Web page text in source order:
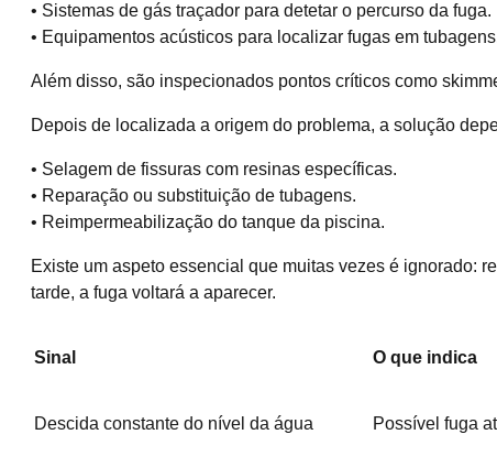
• Sistemas de gás traçador para detetar o percurso da fuga.
• Equipamentos acústicos para localizar fugas em
Além disso, são inspecionados pontos críticos como
Depois de localizada a origem do problema, a solução
• Selagem de fissuras com resinas específicas.
• Reparação ou substituição de tubagens.
• Reimpermeabilização do tanque da piscina.
Existe um aspeto essencial que muitas vezes é ignorado:
tarde, a fuga voltará a aparecer.
Sinal O que indica
Descida constante do nível da água Possível fuga